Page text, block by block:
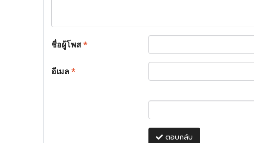
ชื่อผู้โพส*
อีเมล*
ตอบกลับ